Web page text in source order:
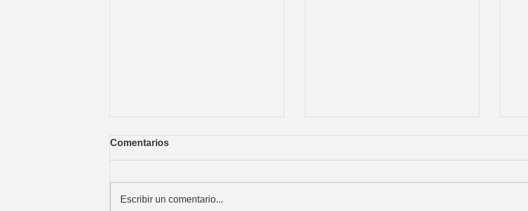
Comentarios
Escribir un comentario...